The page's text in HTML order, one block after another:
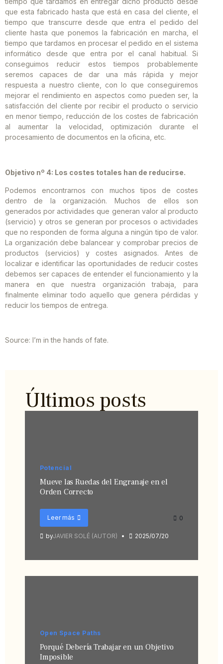
que esta fabricado hasta que está en casa del cliente, el
tiempo que transcurre desde que entra el pedido del
cliente hasta que ponemos la fabricación en marcha, el
tiempo que tardamos en procesar el pedido en el sistema
informático desde que entra por el canal habitual. Si
conseguimos reducir estos tiempos probablemente
seremos capaces de dar una más rápida y mejor
respuesta a nuestro cliente, con lo que conseguiremos
mejorar el rendimiento en aspectos como pueden ser, la
satisfacción del cliente por recibir el producto o servicio
en menor tiempo, reducción de los costes de fabricación
al aumentar la velocidad, optimización durante el
procesamiento de documentos en la oficina, etc.
Objetivo nº 4: Los costes totales han de reducirse.
Podemos encontrarnos con muchos tipos de costes
dentro de la organización. Muchos de ellos son
generados por actividades que generan valor al producto
(servicio) y otros se generan por procesos o actividades
que no responden de forma alguna a ningún tipo de valor.
La organización debe balancear y comprobar precios de
productos (servicios) y costes asignados. Antes de
localizar e identificar las oportunidades de reducir costes
debemos ser capaces de entender el funcionamiento y la
manera en que nuestra organización trabaja, para
finalmente eliminar todo aquello que genera pérdidas y
reducir los tiempos de entrega.
Source: I’m in the hands of fate.
Últimos posts
Potencial
Mueve las Ruedas del Engranaje en el
Orden Correcto
Leer más 0
byJAVIER SOLÉ (AUTOR) 2025/07/20
Open Space Paths
Porqué Debería Trabajar en un Objetivo
Imposible